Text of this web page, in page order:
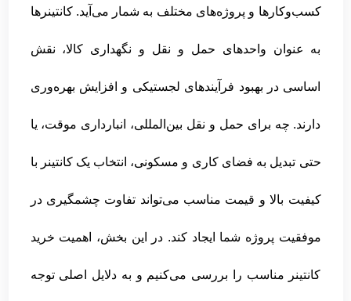
کسب‌وکارها و پروژه‌های مختلف به شمار می‌آید. کانتینرها
به عنوان واحدهای حمل و نقل و نگهداری کالا، نقش
اساسی در بهبود فرآیندهای لجستیکی و افزایش بهره‌وری
دارند. چه برای حمل و نقل بین‌المللی، انبارداری موقت، یا
حتی تبدیل به فضای کاری و مسکونی، انتخاب یک کانتینر با
کیفیت بالا و قیمت مناسب می‌تواند تفاوت چشمگیری در
موفقیت پروژه شما ایجاد کند. در این بخش، اهمیت خرید
کانتینر مناسب را بررسی می‌کنیم و به دلایل اصلی توجه